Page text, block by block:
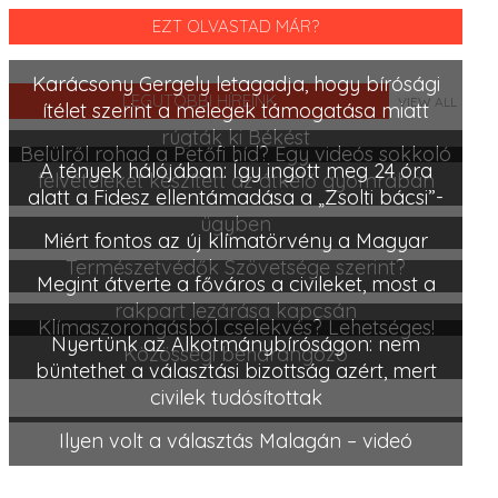
EZT OLVASTAD MÁR?
LEGUTÓBBI HÍREINK VIEW ALL
Karácsony Gergely letagadja, hogy bírósági
ítélet szerint a melegek támogatása miatt
rúgták ki Békést
Belülről rohad a Petőfi híd? Egy videós sokkoló
felvételeket készített az átkelő gyomrában
A tények hálójában: Így ingott meg 24 óra
alatt a Fidesz ellentámadása a „Zsolti bácsi”-
ügyben
Miért fontos az új klímatörvény a Magyar
Természetvédők Szövetsége szerint?
Megint átverte a főváros a civileket, most a
rakpart lezárása kapcsán
Klímaszorongásból cselekvés? Lehetséges!
Közösségi beharangozó
Nyertünk az Alkotmánybíróságon: nem
büntethet a választási bizottság azért, mert
civilek tudósítottak
Ilyen volt a választás Malagán – videó